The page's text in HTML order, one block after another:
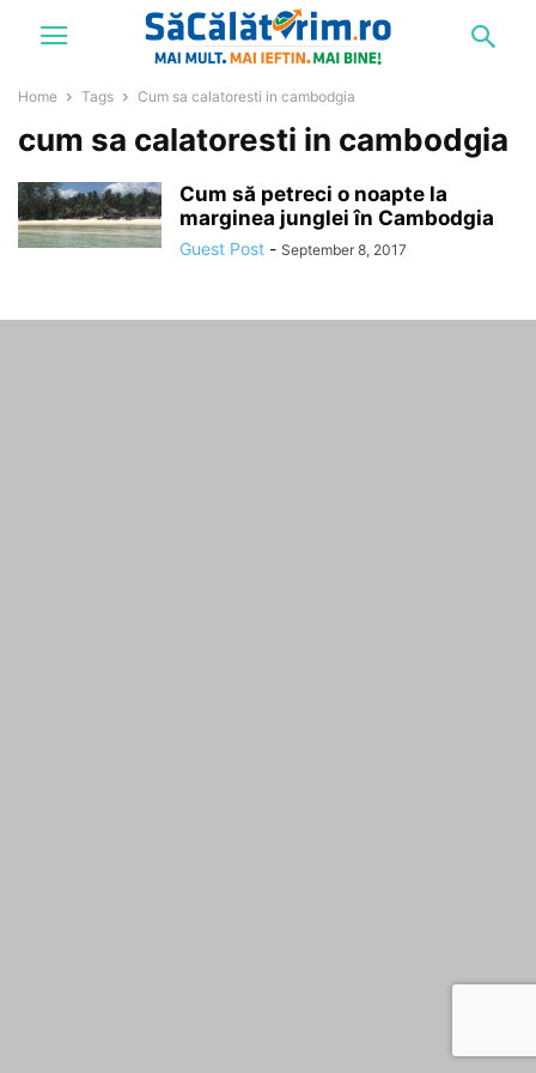
Home Tags Cum sa calatoresti in cambodgia
cum sa calatoresti in cambodgia
Cum să petreci o noapte la
marginea junglei în Cambodgia
Guest Post - September 8, 2017